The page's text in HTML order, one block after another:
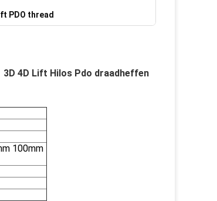
PDO thread
3D 4D Lift Hilos Pdo draadheffen
100mm